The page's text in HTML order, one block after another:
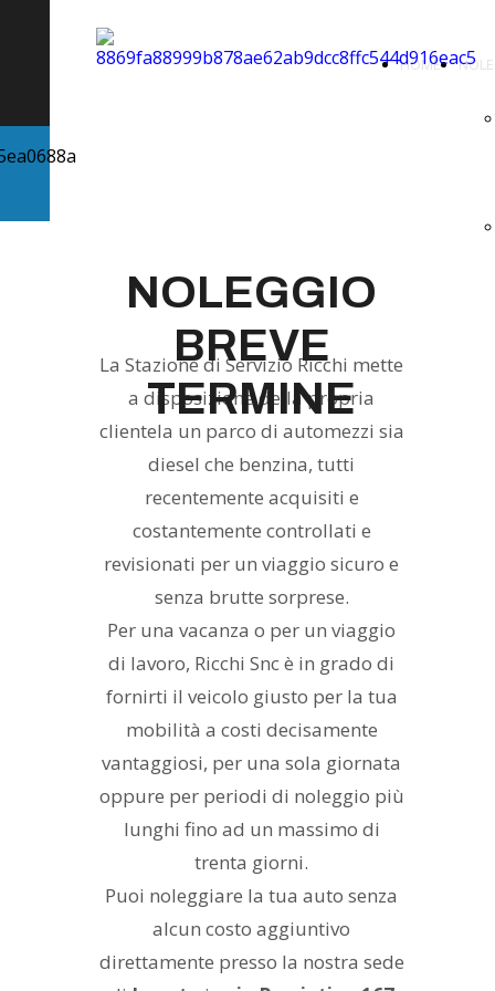
HOME
NOLEGGIO
BREVE
TERMINE
La Stazione di Servizio Ricchi mette
a disposizione della propria
clientela un parco di automezzi sia
diesel che benzina, tutti
recentemente acquisiti e
costantemente controllati e
revisionati per un viaggio sicuro e
senza brutte sorprese.
Per una vacanza o per un viaggio
di lavoro, Ricchi Snc è in grado di
fornirti il veicolo giusto per la tua
mobilità a costi decisamente
vantaggiosi, per una sola giornata
oppure per periodi di noleggio più
lunghi fino ad un massimo di
trenta giorni.
Puoi noleggiare la tua auto senza
alcun costo aggiuntivo
direttamente presso la nostra sede